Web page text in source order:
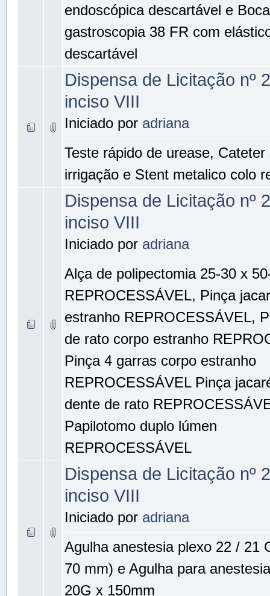
endoscópica descartável e
gastroscopia 38 FR com
descartável
Dispensa de Licitação nº
inciso VIII
Iniciado por adriana
Teste rápido de urease, Cateter
irrigação e Stent metalico colo
Dispensa de Licitação nº
inciso VIII
Iniciado por adriana
Alça de polipectomia 25-30 x
REPROCESSÁVEL, Pinça
estranho REPROCESSÁVEL,
de rato corpo estranho
Pinça 4 garras corpo estranho
REPROCESSÁVEL Pinça
dente de rato
Papilotomo duplo lúmen
REPROCESSÁVEL
Dispensa de Licitação nº
inciso VIII
Iniciado por adriana
Agulha anestesia plexo 22 / 21
70 mm) e Agulha para
20G x 150mm